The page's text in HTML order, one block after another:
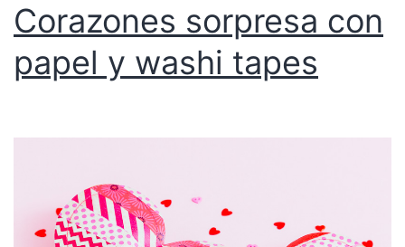
Corazones sorpresa con
papel y washi tapes